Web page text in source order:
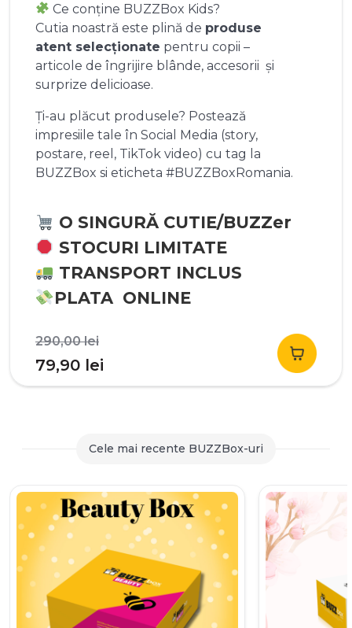
Ce conține BUZZBox Kids?
Cutia noastră este plină de produse
atent selecționate pentru copii –
articole de îngrijire blânde, accesorii și
surprize delicioase.
Ți-au plăcut produsele? Postează
impresiile tale în Social Media (story,
postare, reel, TikTok video) cu tag la
BUZZBox si eticheta #BUZZBoxRomania.
O SINGURĂ CUTIE/BUZZer
STOCURI LIMITATE
TRANSPORT INCLUS
PLATA ONLINE
290,00leiPrețul
inițial
a
290,00 lei.
79,90 lei
curent
79,90 lei.
Cele mai recente BUZZBox-uri